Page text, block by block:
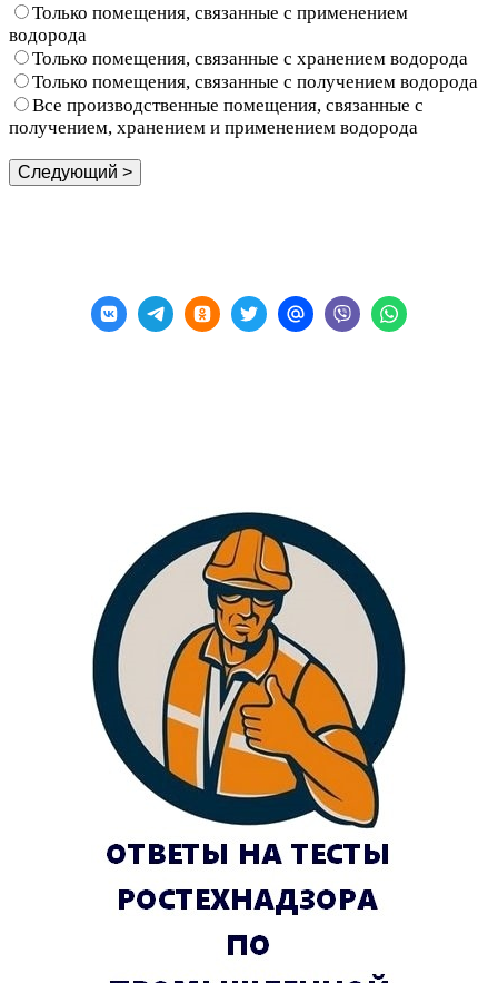
Только помещения, связанные с применением
водорода
Только помещения, связанные с хранением водорода
Только помещения, связанные с получением водорода
Все производственные помещения, связанные с
получением, хранением и применением водорода